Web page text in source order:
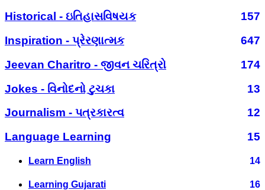
Historical - ઇતિહાસવિષયક
157
Inspiration - પ્રેરણાત્મક
647
Jeevan Charitro - જીવન ચરિત્રો
174
Jokes - વિનોદનો ટુચકા
13
Journalism - પત્રકારત્વ
12
Language Learning
15
Learn English 14
Learning Gujarati 16